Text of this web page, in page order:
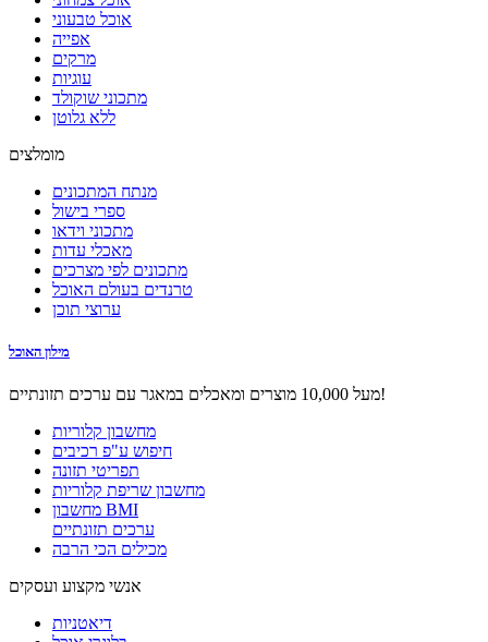
אוכל טבעוני
אפייה
מרקים
עוגיות
מתכוני שוקולד
ללא גלוטן
מומלצים
מנתח המתכונים
ספרי בישול
מתכוני וידאו
מאכלי עדות
מתכונים לפי מצרכים
טרנדים בעולם האוכל
ערוצי תוכן
מילון האוכל
מעל 10,000 מוצרים ומאכלים במאגר עם ערכים תזונתיים!
מחשבון קלוריות
חיפוש ע"פ רכיבים
תפריטי תזונה
מחשבון שריפת קלוריות
מחשבון BMI
ערכים תזונתיים
מכילים הכי הרבה
אנשי מקצוע ועסקים
דיאטניות